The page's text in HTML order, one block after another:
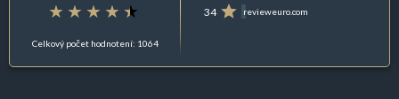
Celkový počet hodnotení: 1064
34 revieweuro.com